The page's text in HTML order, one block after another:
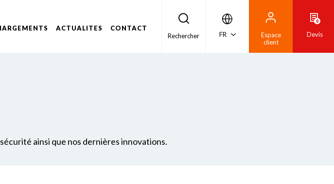
ACTUALITES
CONTACT
Rechercher
FR
Espace
client
0
Devis
ainsi que nos dernières innovations.